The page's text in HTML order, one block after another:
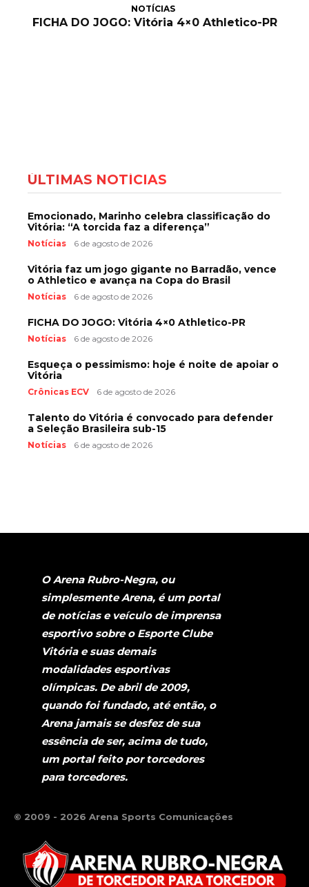
NOTÍCIAS
FICHA DO JOGO: Vitória 4×0 Athletico-PR
ÚLTIMAS NOTÍCIAS
Emocionado, Marinho celebra classificação do
Vitória: “A torcida faz a diferença”
Notícias 6 de agosto de 2026
Vitória faz um jogo gigante no Barradão, vence
o Athletico e avança na Copa do Brasil
Notícias 6 de agosto de 2026
FICHA DO JOGO: Vitória 4×0 Athletico-PR
Notícias 6 de agosto de 2026
Esqueça o pessimismo: hoje é noite de apoiar o
Vitória
Crônicas ECV 6 de agosto de 2026
Talento do Vitória é convocado para defender
a Seleção Brasileira sub-15
Notícias 6 de agosto de 2026
O Arena Rubro-Negra, ou
simplesmente Arena, é um portal
de notícias e veículo de imprensa
esportivo sobre o Esporte Clube
Vitória e suas demais
modalidades esportivas
olímpicas. De abril de 2009,
quando foi fundado, até então, o
Arena jamais se desfez de sua
essência de ser, acima de tudo,
um portal feito por torcedores
para torcedores.
© 2009 - 2026 Arena Sports Comunicações